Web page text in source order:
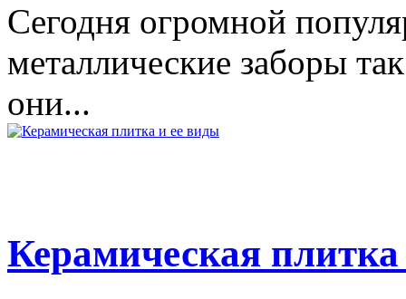
Сегодня огромной
металлические заборы
они...
Керамическая